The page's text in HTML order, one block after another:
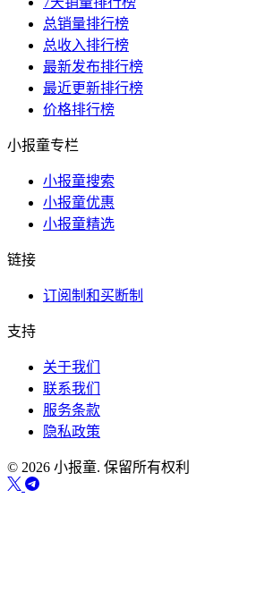
总销量排行榜
总收入排行榜
最新发布排行榜
最近更新排行榜
价格排行榜
小报童专栏
小报童搜索
小报童优惠
小报童精选
链接
订阅制和买断制
支持
关于我们
联系我们
服务条款
隐私政策
© 2026 小报童. 保留所有权利